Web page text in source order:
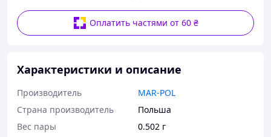
Оплатить частями от 60 ₴
Характеристики и описание
Производитель
MAR-POL
Страна производитель
Польша
Вес пары
0.502 г